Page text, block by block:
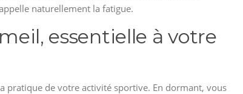
naturellement la fatigue.
essentielle à votre
pratique de votre activité sportive. En dormant, vous